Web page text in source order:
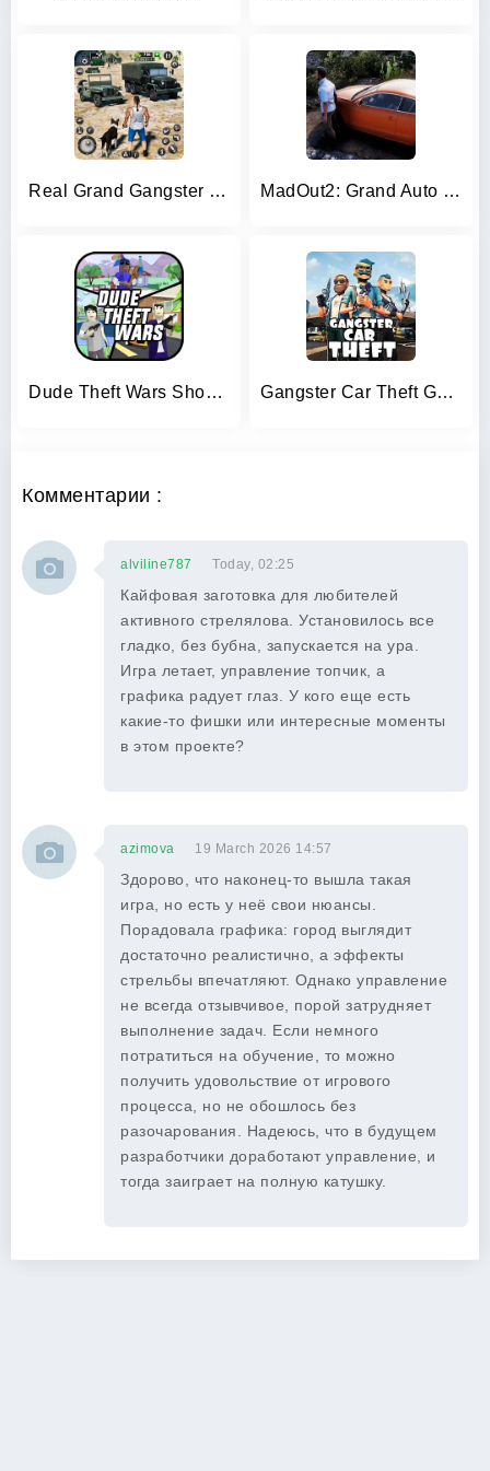
Real Grand Gangster Crime City MadOut2: Grand Auto Racing
Dude Theft Wars Shooting Games Gangster Car Theft Games
Комментарии :
alviline787 Today, 02:25
Кайфовая заготовка для любителей
активного стрелялова. Установилось все
гладко, без бубна, запускается на ура.
Игра летает, управление топчик, а
графика радует глаз. У кого еще есть
какие-то фишки или интересные моменты
в этом проекте?
azimova 19 March 2026 14:57
Здорово, что наконец-то вышла такая
игра, но есть у неё свои нюансы.
Порадовала графика: город выглядит
достаточно реалистично, а эффекты
стрельбы впечатляют. Однако управление
не всегда отзывчивое, порой затрудняет
выполнение задач. Если немного
потратиться на обучение, то можно
получить удовольствие от игрового
процесса, но не обошлось без
разочарования. Надеюсь, что в будущем
разработчики доработают управление, и
тогда заиграет на полную катушку.